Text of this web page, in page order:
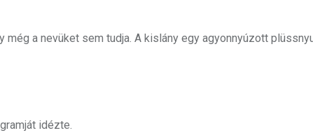
még a nevüket sem tudja. A kislány egy agyonnyúzott
idézte.